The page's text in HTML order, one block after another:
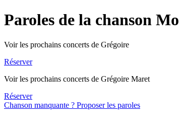
Paroles de la chanson
Voir les prochains concerts de Grégoire
Réserver
Voir les prochains concerts de Grégoire Maret
Réserver
Chanson manquante ? Proposer les paroles